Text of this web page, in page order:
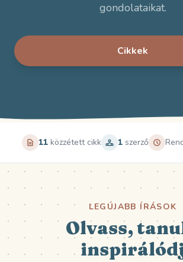
gondolataikat.
Cikkek
11közzétett cikk 1szerző
LEGÚJABB ÍRÁSOK
Olvass,